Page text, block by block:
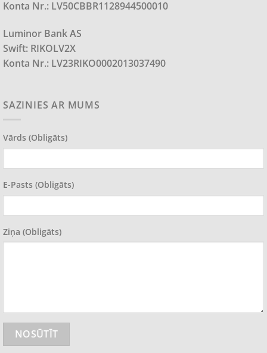
Konta Nr.: LV50CBBR1128944500010
Luminor Bank AS
Swift: RIKOLV2X
Konta Nr.: LV23RIKO0002013037490
SAZINIES AR MUMS
Vārds (obligāts)
E-Pasts (obligāts)
Ziņa (obligāts)